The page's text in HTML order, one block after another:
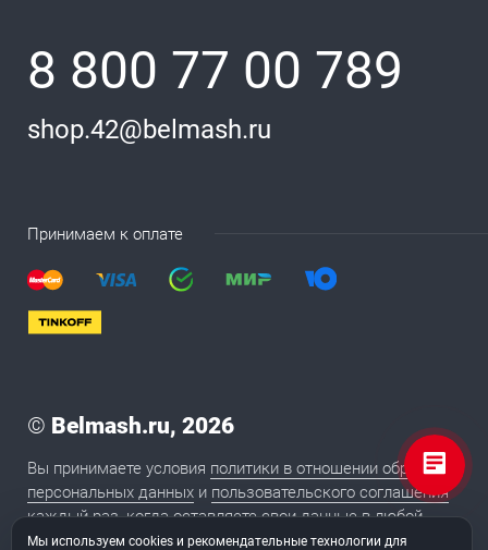
8 800 77 00 789
shop.42@belmash.ru
Принимаем к оплате
© Belmash.ru, 2026
Вы принимаете условия политики в отношении обработки
персональных данных и пользовательского соглашения
каждый раз, когда оставляете свои данные в любой
форме обратной связи на сайте BELMASH.RU
Мы используем cookies и рекомендательные технологии для